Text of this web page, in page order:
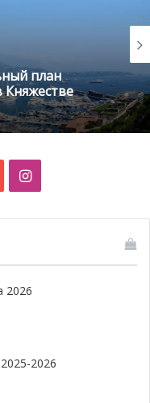
тем уикендом,
Кими Антонелли
— его настоящее.
подряд
Расселом
украшением
технический
сошёл из-за
контролировал
удивительную
С каждым
именно Антонелли
план
Княжестве
Instagram
2026
2026